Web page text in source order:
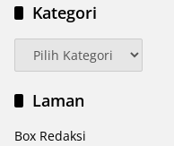
Kategori
Kategori
Laman
Box Redaksi